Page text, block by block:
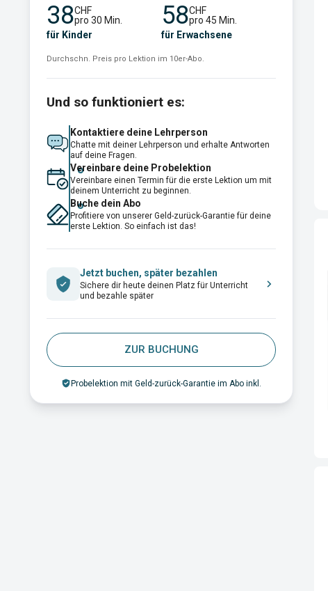
38CHF
pro 30 Min.
für Kinder
58CHF
pro 45 Min.
für Erwachsene
Durchschn. Preis pro Lektion im 10er-Abo.
Und so funktioniert es:
Kontaktiere deine Lehrperson
Chatte mit deiner Lehrperson und erhalte Antworten
auf deine Fragen.
Vereinbare deine Probelektion
Vereinbare einen Termin für die erste Lektion um mit
deinem Unterricht zu beginnen.
Buche dein Abo
Profitiere von unserer Geld-zurück-Garantie für deine
erste Lektion. So einfach ist das!
Jetzt buchen, später bezahlen
Sichere dir heute deinen Platz für Unterricht
und bezahle später
ZUR BUCHUNG
Probelektion mit Geld-zurück-Garantie im Abo inkl.